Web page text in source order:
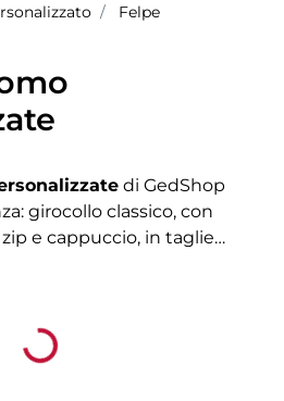
Felpe
di GedShop
girocollo classico, con
e cappuccio, in taglie
modelli sono personalizzabili
Configura il tuo ordine
gratuito in tempo
Loading...